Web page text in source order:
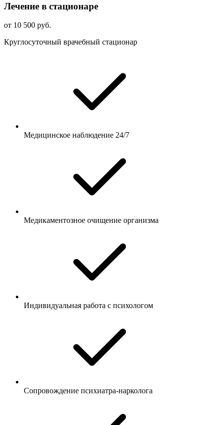
Лечение в стационаре
от 10 500 руб.
Круглосуточный врачебный стационар
Медицинское наблюдение 24/7
Медикаментозное очищение организма
Индивидуальная работа с психологом
Сопровождение психиатра-нарколога